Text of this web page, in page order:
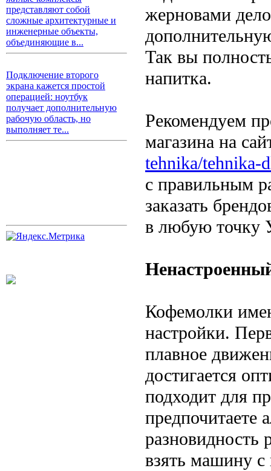
представляют собой
сложные архитектурные и
инженерные объекты,
объединяющие в...
Подключение второго
экрана кажется простой
операцией: ноутбук
получает дополнительную
рабочую область, но
выполняет те...
жерновами
Так вы
напитка.
Рекомендуем
магазина на
tehnika/
с правильным
заказать
в любую точку
Кофемолки
настройки.
плавное
достигается
подходит для
предпочитаете
разновидность
взять машину